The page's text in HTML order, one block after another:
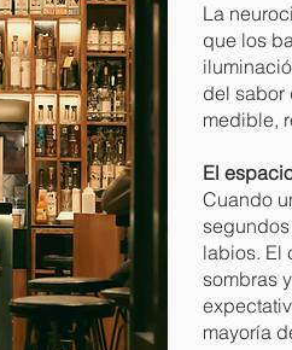
La
que los
del sabor
medible,
El
Cuando
labios. El
sombras
mayoría